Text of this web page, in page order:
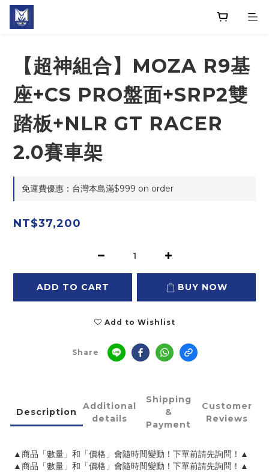
【超神組合】MOZA R9基
座+CS PRO盤面+SRP2雙
踏板+NLR GT RACER
2.0賽車架
免運費優惠：台灣本島滿$999 on order
NT$37,200
ADD TO CART BUY NOW
Add to Wishlist
Share
Description
Additional
details
Shipping
&
Payment
Customer
Reviews
▲商品「數量」和「價格」會隨時間變動！下單前請先詢問！▲
▲商品「數量」和「價格」會隨時間變動！下單前請先詢問！▲